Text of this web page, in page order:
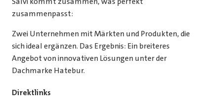
zusammenpasst:
Zwei Unternehmen mit Märkten und Produkten, die
sich ideal ergänzen. Das Ergebnis: Ein breiteres
Angebot von innovativen Lösungen unter der
Dachmarke Hatebur.
Direktlinks